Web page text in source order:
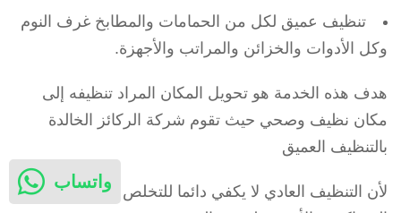
تنظيف عميق لكل من الحمامات والمطابخ غرف النوم
وكل الأدوات والخزائن والمراتب والأجهزة.
هدف هذه الخدمة هو تحويل المكان المراد تنظيفه إلى
مكان نظيف وصحي حيث تقوم شركة الركائز الخالدة
بالتنظيف العميق
لأن التنظيف العادي لا يكفي دائما للتخلص من الشوائب
واتساب